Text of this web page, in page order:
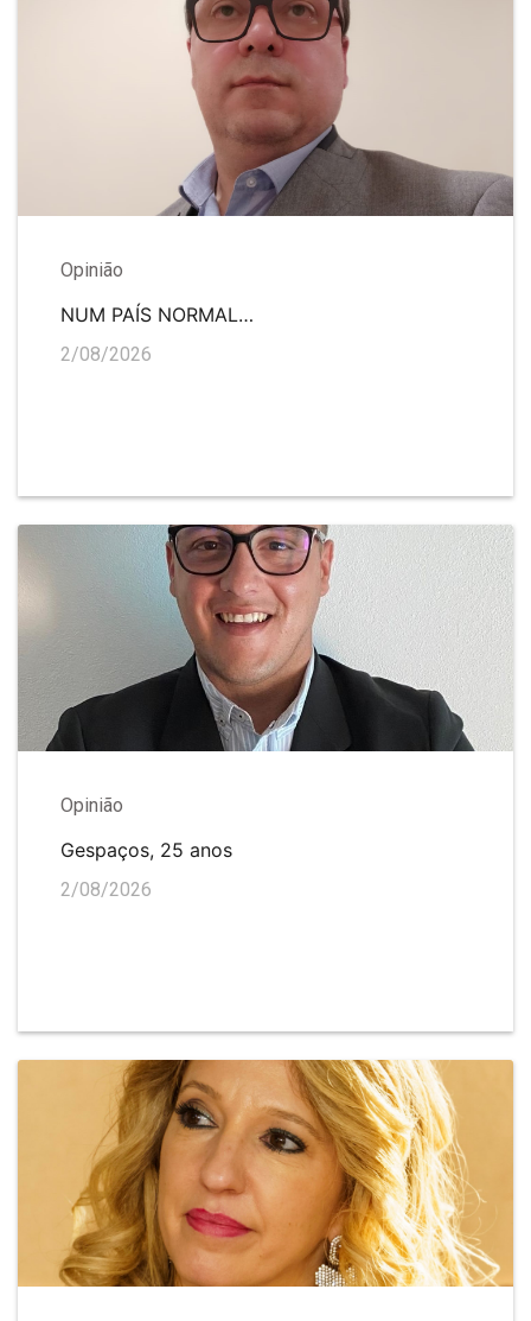
Opinião
NUM PAÍS NORMAL…
2/08/2026
Opinião
Gespaços, 25 anos
2/08/2026